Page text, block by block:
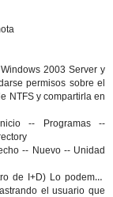
2003 Server y
permisos sobre el
NTFS y compartirla en
-- Programas --
-- Nuevo -- Unidad
de I+D) Lo podemos
el usuario que